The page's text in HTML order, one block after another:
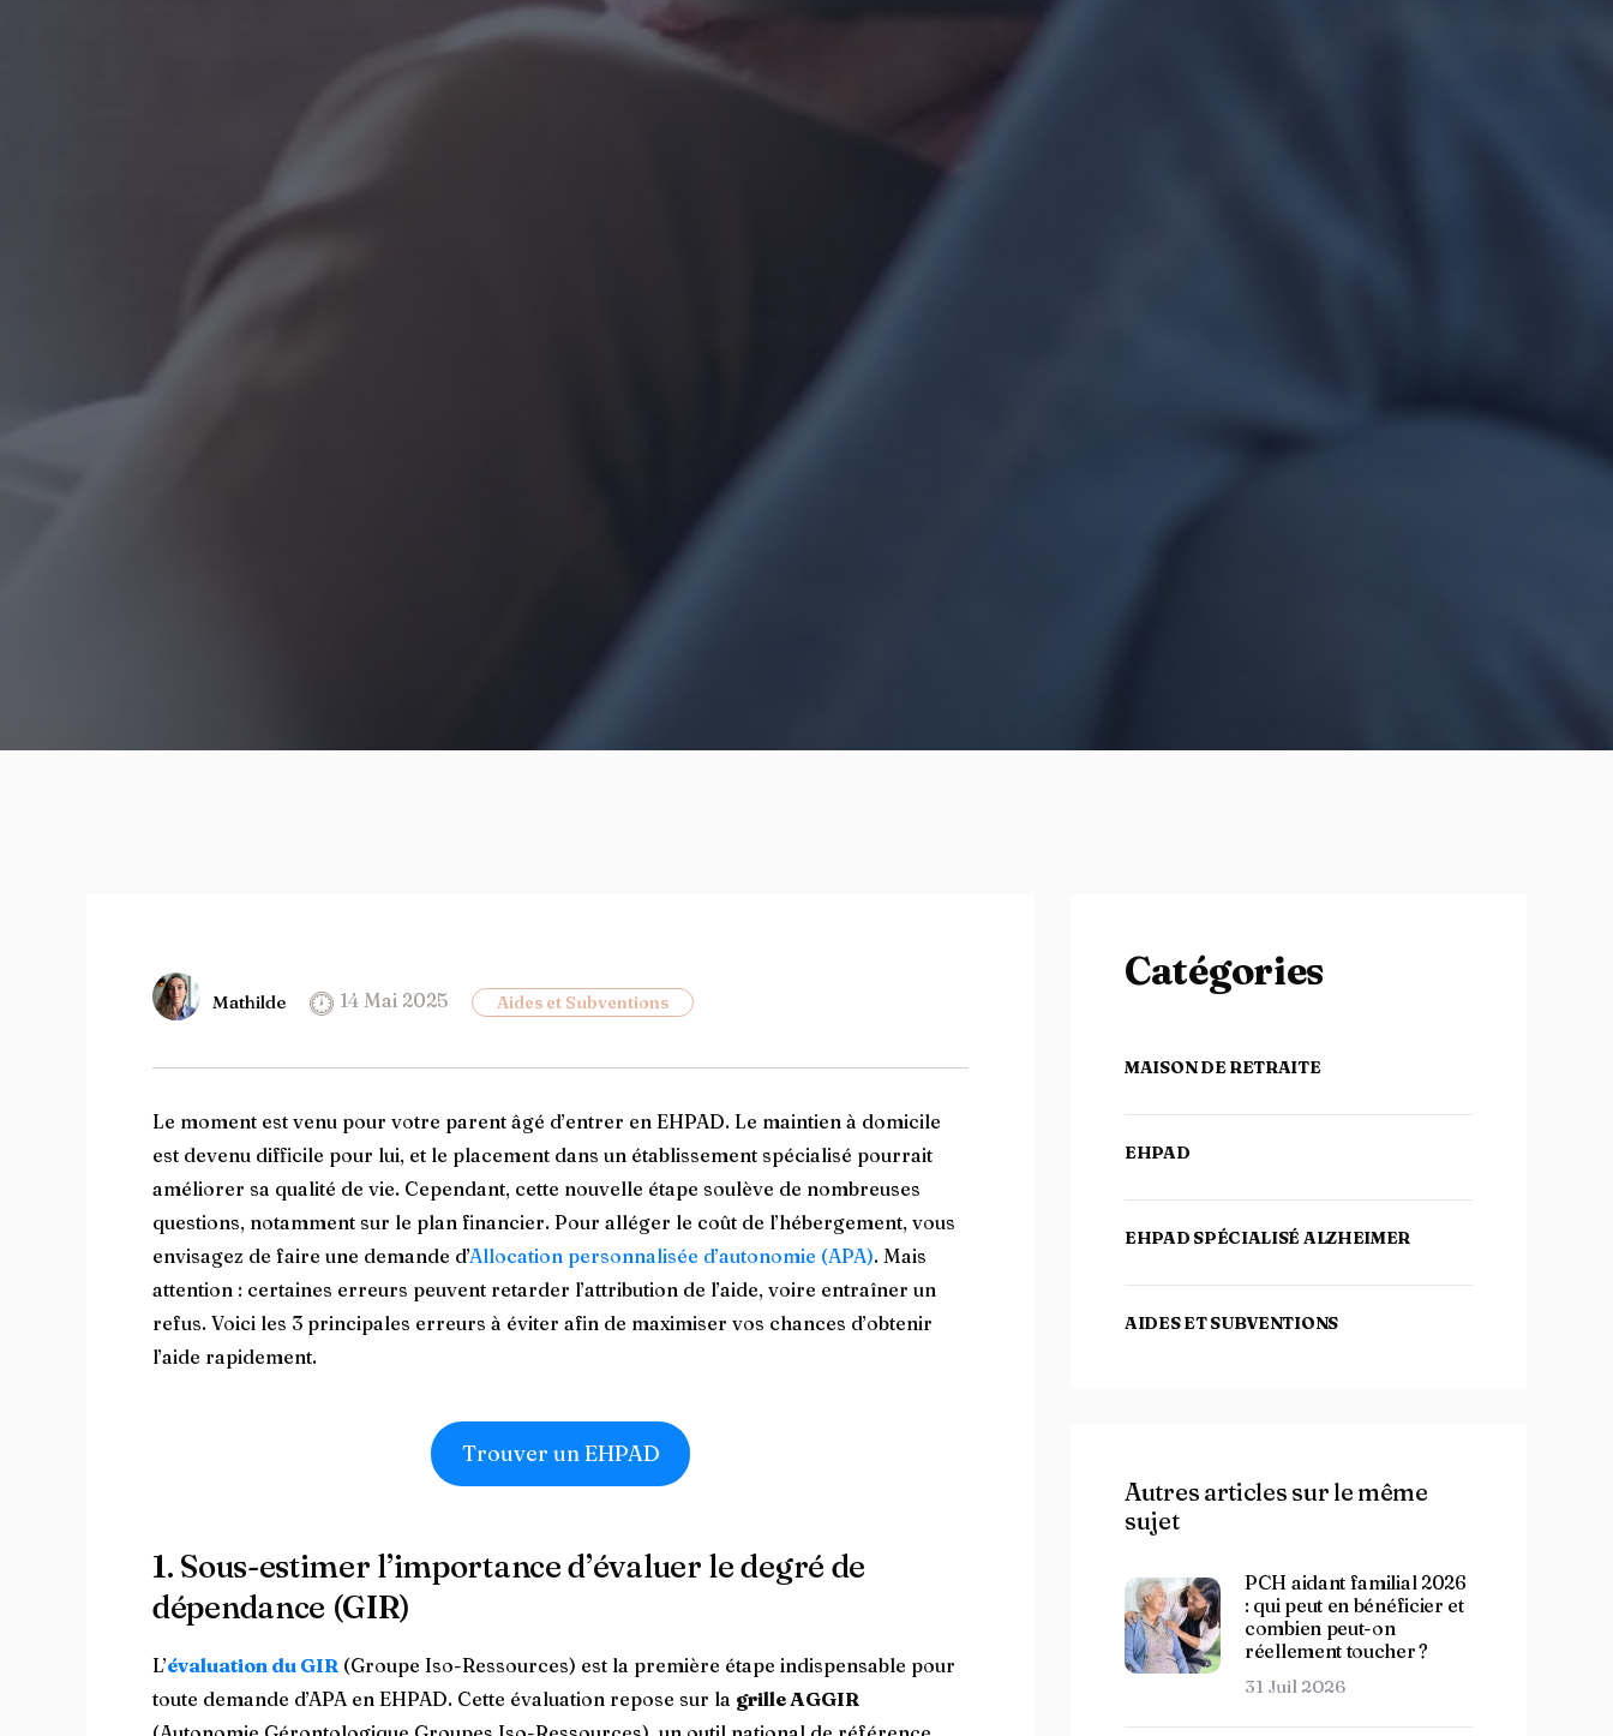
Mathilde 14 Mai 2025 Aides et Subventions
Le moment est venu pour votre parent âgé d’entrer en EHPAD. Le maintien à domicile
est devenu difficile pour lui, et le placement dans un établissement spécialisé pourrait
améliorer sa qualité de vie. Cependant, cette nouvelle étape soulève de nombreuses
questions, notamment sur le plan financier. Pour alléger le coût de l’hébergement, vous
envisagez de faire une demande d’Allocation personnalisée d’autonomie (APA). Mais
attention : certaines erreurs peuvent retarder l’attribution de l’aide, voire entraîner un
refus. Voici les 3 principales erreurs à éviter afin de maximiser vos chances d’obtenir
l’aide rapidement.
Trouver un EHPAD
1. Sous-estimer l’importance d’évaluer le degré de
dépendance (GIR)
L’évaluation du GIR (Groupe Iso-Ressources) est la première étape indispensable pour
toute demande d’APA en EHPAD. Cette évaluation repose sur la grille AGGIR
Catégories
MAISON DE RETRAITE
EHPAD
EHPAD SPÉCIALISÉ ALZHEIMER
AIDES ET SUBVENTIONS
Autres articles sur le même
sujet
PCH aidant familial 2026
: qui peut en bénéficier et
combien peut-on
réellement toucher ?
31 Juil 2026